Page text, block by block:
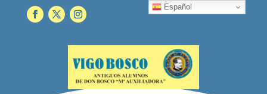
Español